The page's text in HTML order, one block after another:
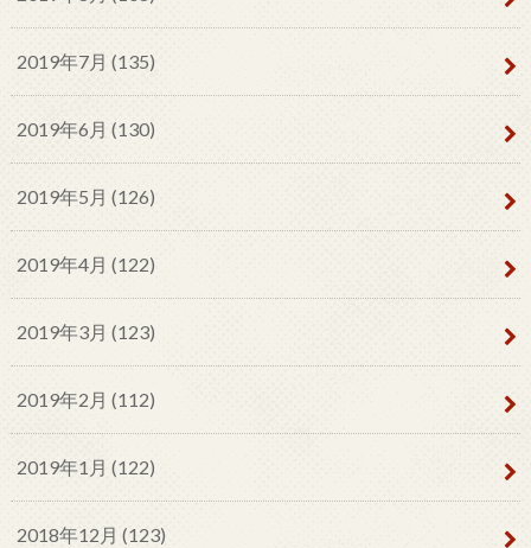
2019年7月 (135)
2019年6月 (130)
2019年5月 (126)
2019年4月 (122)
2019年3月 (123)
2019年2月 (112)
2019年1月 (122)
2018年12月 (123)